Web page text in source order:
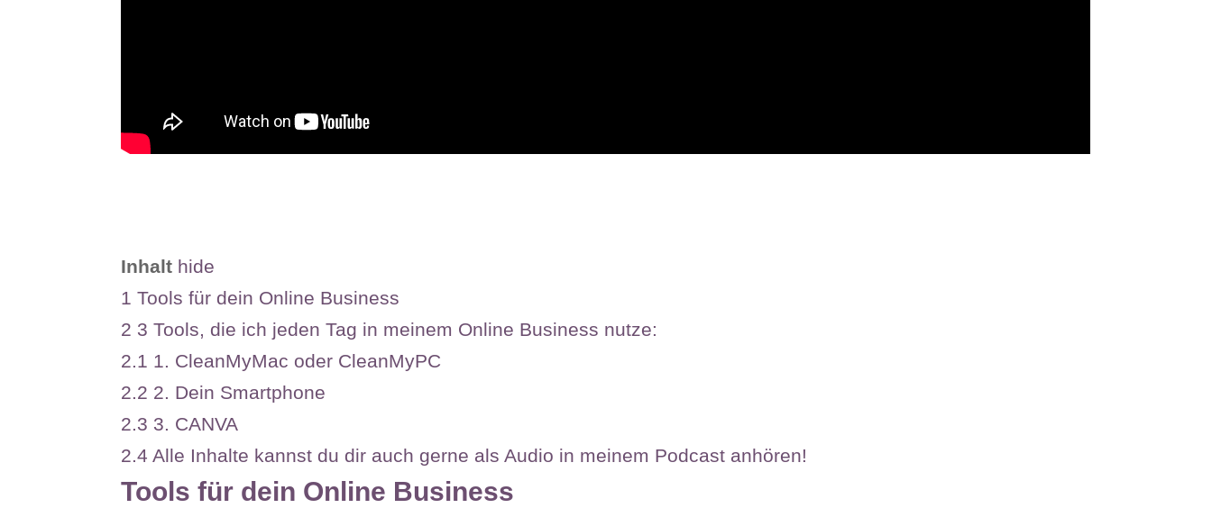
Inhalt hide
1 Tools für dein Online Business
2 3 Tools, die ich jeden Tag in meinem Online Business nutze:
2.1 1. CleanMyMac oder CleanMyPC
2.2 2. Dein Smartphone
2.3 3. CANVA
2.4 Alle Inhalte kannst du dir auch gerne als Audio in meinem Podcast anhören!
Tools für dein Online Business